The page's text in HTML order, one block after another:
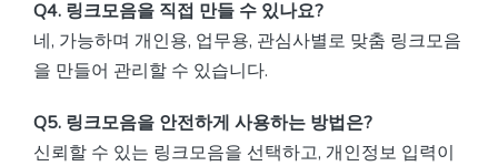
Q4. 링크모음을 직접 만들 수 있나요?
네, 가능하며 개인용, 업무용, 관심사별로 맞춤 링크모음
을 만들어 관리할 수 있습니다.
Q5. 링크모음을 안전하게 사용하는 방법은?
신뢰할 수 있는 링크모음을 선택하고, 개인정보 입력이